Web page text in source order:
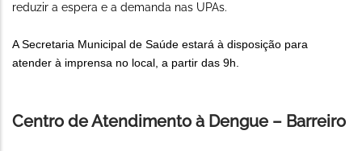
reduzir a espera e a demanda nas UPAs.
A Secretaria Municipal de Saúde estará à disposição para
atender à imprensa no local, a partir das 9h.
Centro de Atendimento à Dengue – Barreiro